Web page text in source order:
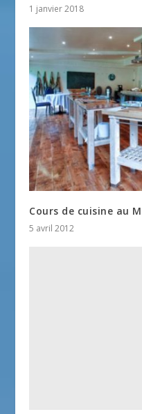
1 janvier 2018
Cours de cuisine au
5 avril 2012